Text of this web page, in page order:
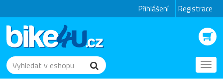
Přihlášení Registrace